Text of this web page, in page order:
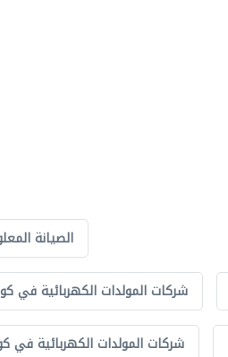
الصيانة
شركات المولدات الكهربائية في
شركات المولدات الكهربائية في